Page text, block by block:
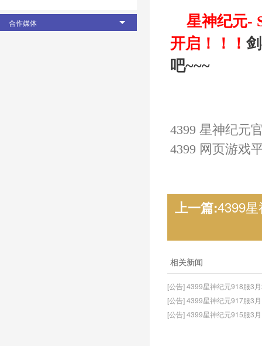
合作媒体 星神纪元-
开启 ！！！
吧~~~
4399 星神纪元
4399 网页游戏
上一篇:4399
相关新闻
[公告] 4399星神纪元918服3
[公告] 4399星神纪元917服3
[公告] 4399星神纪元915服3